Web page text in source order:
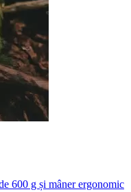
600 g și mâner ergonomic